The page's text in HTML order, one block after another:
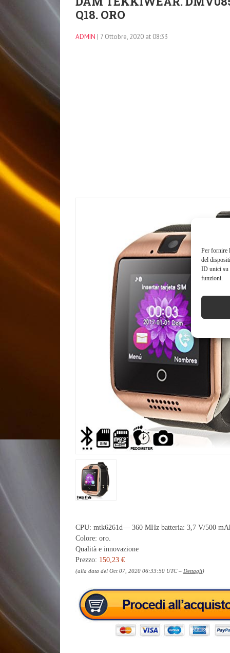
Per fornire
del
ID unici su
funzioni.
Q18. ORO
ADMIN | 7 Ottobre, 2020 at 08:33
CPU: mtk6261d— 360 MHz batteria: 3,7 V/500
Colore: oro.
Qualità e innovazione
Prezzo: 150,23 €
(alla data del Oct 07, 2020 06:33:50 UTC – Dettagli)